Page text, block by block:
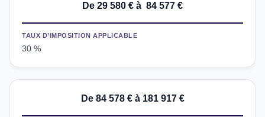
De 29 580 € à 84 577 €
TAUX D’IMPOSITION APPLICABLE
30 %
De 84 578€ à 181 917€